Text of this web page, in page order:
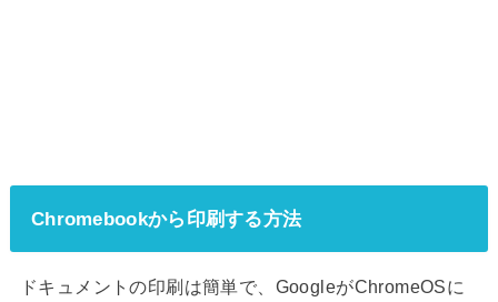
Chromebookから印刷する方法
ドキュメントの印刷は簡単で、GoogleがChromeOSに